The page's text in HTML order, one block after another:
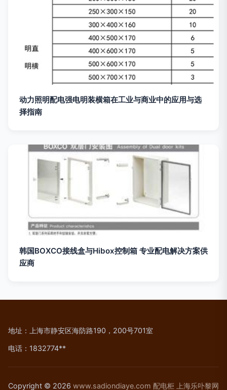
动力照明配电强电明装横箱在工业与商业中的应用与选
择指南
韩国BOXCO接线盒与Hibox控制箱 专业配电解决方案供
应商
地址：上海市静安区海防路190，200号701室
电话：1832774**
Copyright © 2026 www.sadiondiaye.com 配电柜 上海乐卟黎网